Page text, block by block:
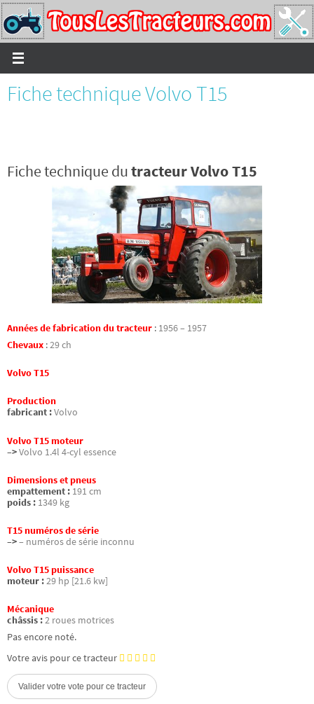
Passer
vers
le
contenu
Fiche technique Volvo T15
Fiche technique dutracteur Volvo T15
Années de fabrication du tracteur : 1956 – 1957
Chevaux :29 ch
Volvo T15
Production
fabricant :Volvo
Volvo T15 moteur
–>Volvo 1.4l 4-cyl essence
Dimensions et pneus
empattement : 191 cm
poids : 1349 kg
T15 numéros de série
–>– numéros de série inconnu
Volvo T15 puissance
moteur :29 hp [21.6 kw]
Mécanique
châssis :2 roues motrices
Pas encore noté.
Votre avis pour ce tracteur